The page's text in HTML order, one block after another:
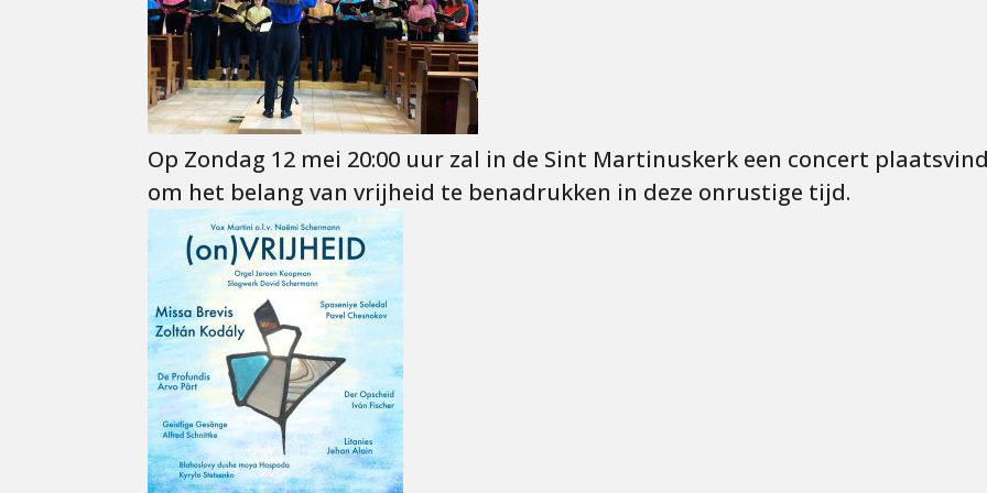
Op Zondag 12 mei 20:00 uur zal in de Sint Martinuskerk een concert
om het belang van vrijheid te benadrukken in deze onrustige tijd.